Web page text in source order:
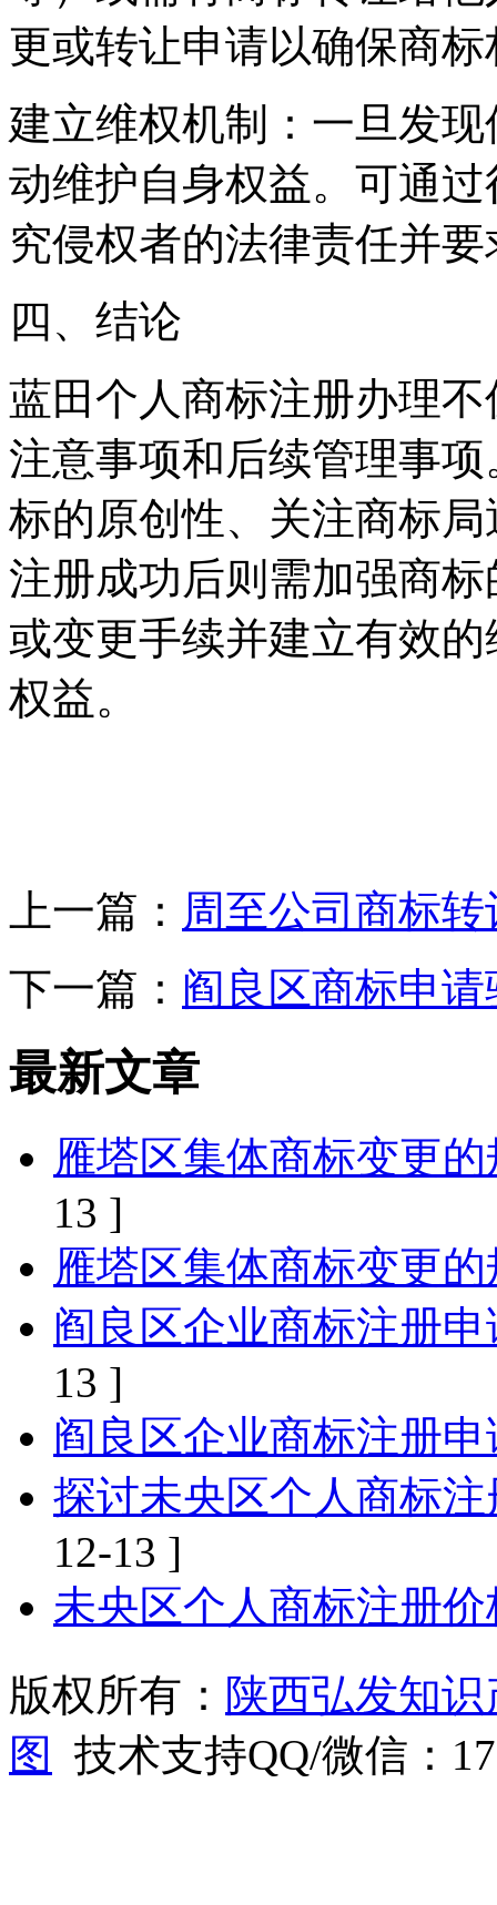
更或转让申请以确保商
建立维权机制：一旦发
动维护自身权益。可通
究侵权者的法律责任并
四、结论
蓝田个人商标注册办理
注意事项和后续管理事
标的原创性、关注商标
注册成功后则需加强商
或变更手续并建立有效
权益。
上一篇： 周至公司商标
下一篇： 阎良区商标申
最新文章
雁塔区集体商标变更
13 ]
雁塔区集体商标变更
阎良区企业商标注册
13 ]
阎良区企业商标注册
探讨未央区个人商标
12-13 ]
未央区个人商标注册
版权所有： 陕西弘发知
图
技术支持QQ/微信：